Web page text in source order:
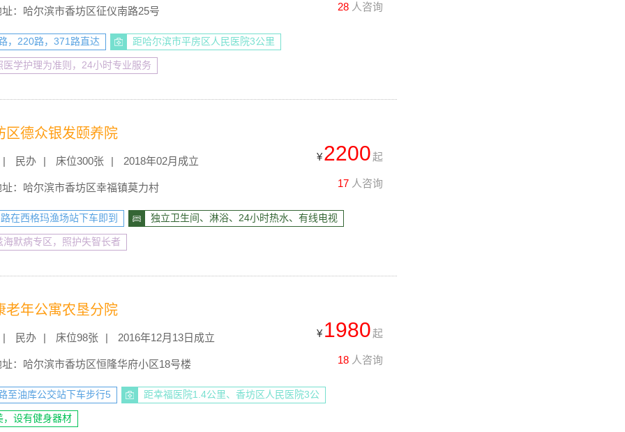
址：哈尔滨市香坊区征仪南路25号
，220路，371路直达 距哈尔滨市平房区人民医院3公里
医学护理为准则，24小时专业服务
28 人咨询
区德众银发颐养院
民办 床位300张 2018年02月成立
址：哈尔滨市香坊区幸福镇莫力村
在西格玛渔场站下车即到 独立卫生间、淋浴、24小时热水、有线电视
海默病专区，照护失智长者
¥2200起
17 人咨询
老年公寓农垦分院
民办 床位98张 2016年12月13日成立
址：哈尔滨市香坊区恒隆华府小区18号楼
至油库公交站下车步行5 距幸福医院1.4公里、香坊区人民医院3公
，设有健身器材
¥ 1980起
18 人咨询